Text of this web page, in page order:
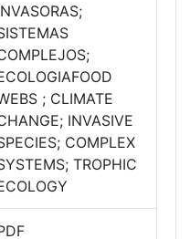
; CLIMATE
INVASIVE
COMPLEX
TROPHIC